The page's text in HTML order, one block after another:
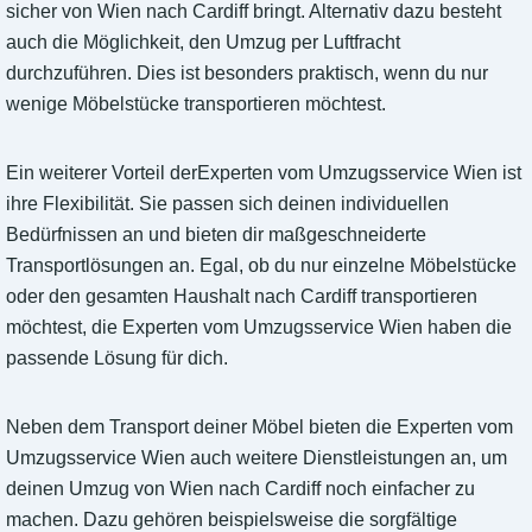
sicher von Wien nach Cardiff bringt. Alternativ dazu besteht
auch die Möglichkeit, den Umzug per Luftfracht
durchzuführen. Dies ist besonders praktisch, wenn du nur
wenige Möbelstücke transportieren möchtest.
Ein weiterer Vorteil derExperten vom Umzugsservice Wien ist
ihre Flexibilität. Sie passen sich deinen individuellen
Bedürfnissen an und bieten dir maßgeschneiderte
Transportlösungen an. Egal, ob du nur einzelne Möbelstücke
oder den gesamten Haushalt nach Cardiff transportieren
möchtest, die Experten vom Umzugsservice Wien haben die
passende Lösung für dich.
Neben dem Transport deiner Möbel bieten die Experten vom
Umzugsservice Wien auch weitere Dienstleistungen an, um
deinen Umzug von Wien nach Cardiff noch einfacher zu
machen. Dazu gehören beispielsweise die sorgfältige